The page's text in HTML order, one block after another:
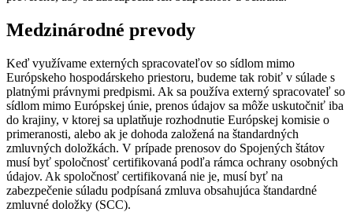
Medzinárodné prevody
Keď využívame externých spracovateľov so sídlom mimo
Európskeho hospodárskeho priestoru, budeme tak robiť v súlade s
platnými právnymi predpismi. Ak sa používa externý spracovateľ so
sídlom mimo Európskej únie, prenos údajov sa môže uskutočniť iba
do krajiny, v ktorej sa uplatňuje rozhodnutie Európskej komisie o
primeranosti, alebo ak je dohoda založená na štandardných
zmluvných doložkách. V prípade prenosov do Spojených štátov
musí byť spoločnosť certifikovaná podľa rámca ochrany osobných
údajov. Ak spoločnosť certifikovaná nie je, musí byť na
zabezpečenie súladu podpísaná zmluva obsahujúca štandardné
zmluvné doložky (SCC).